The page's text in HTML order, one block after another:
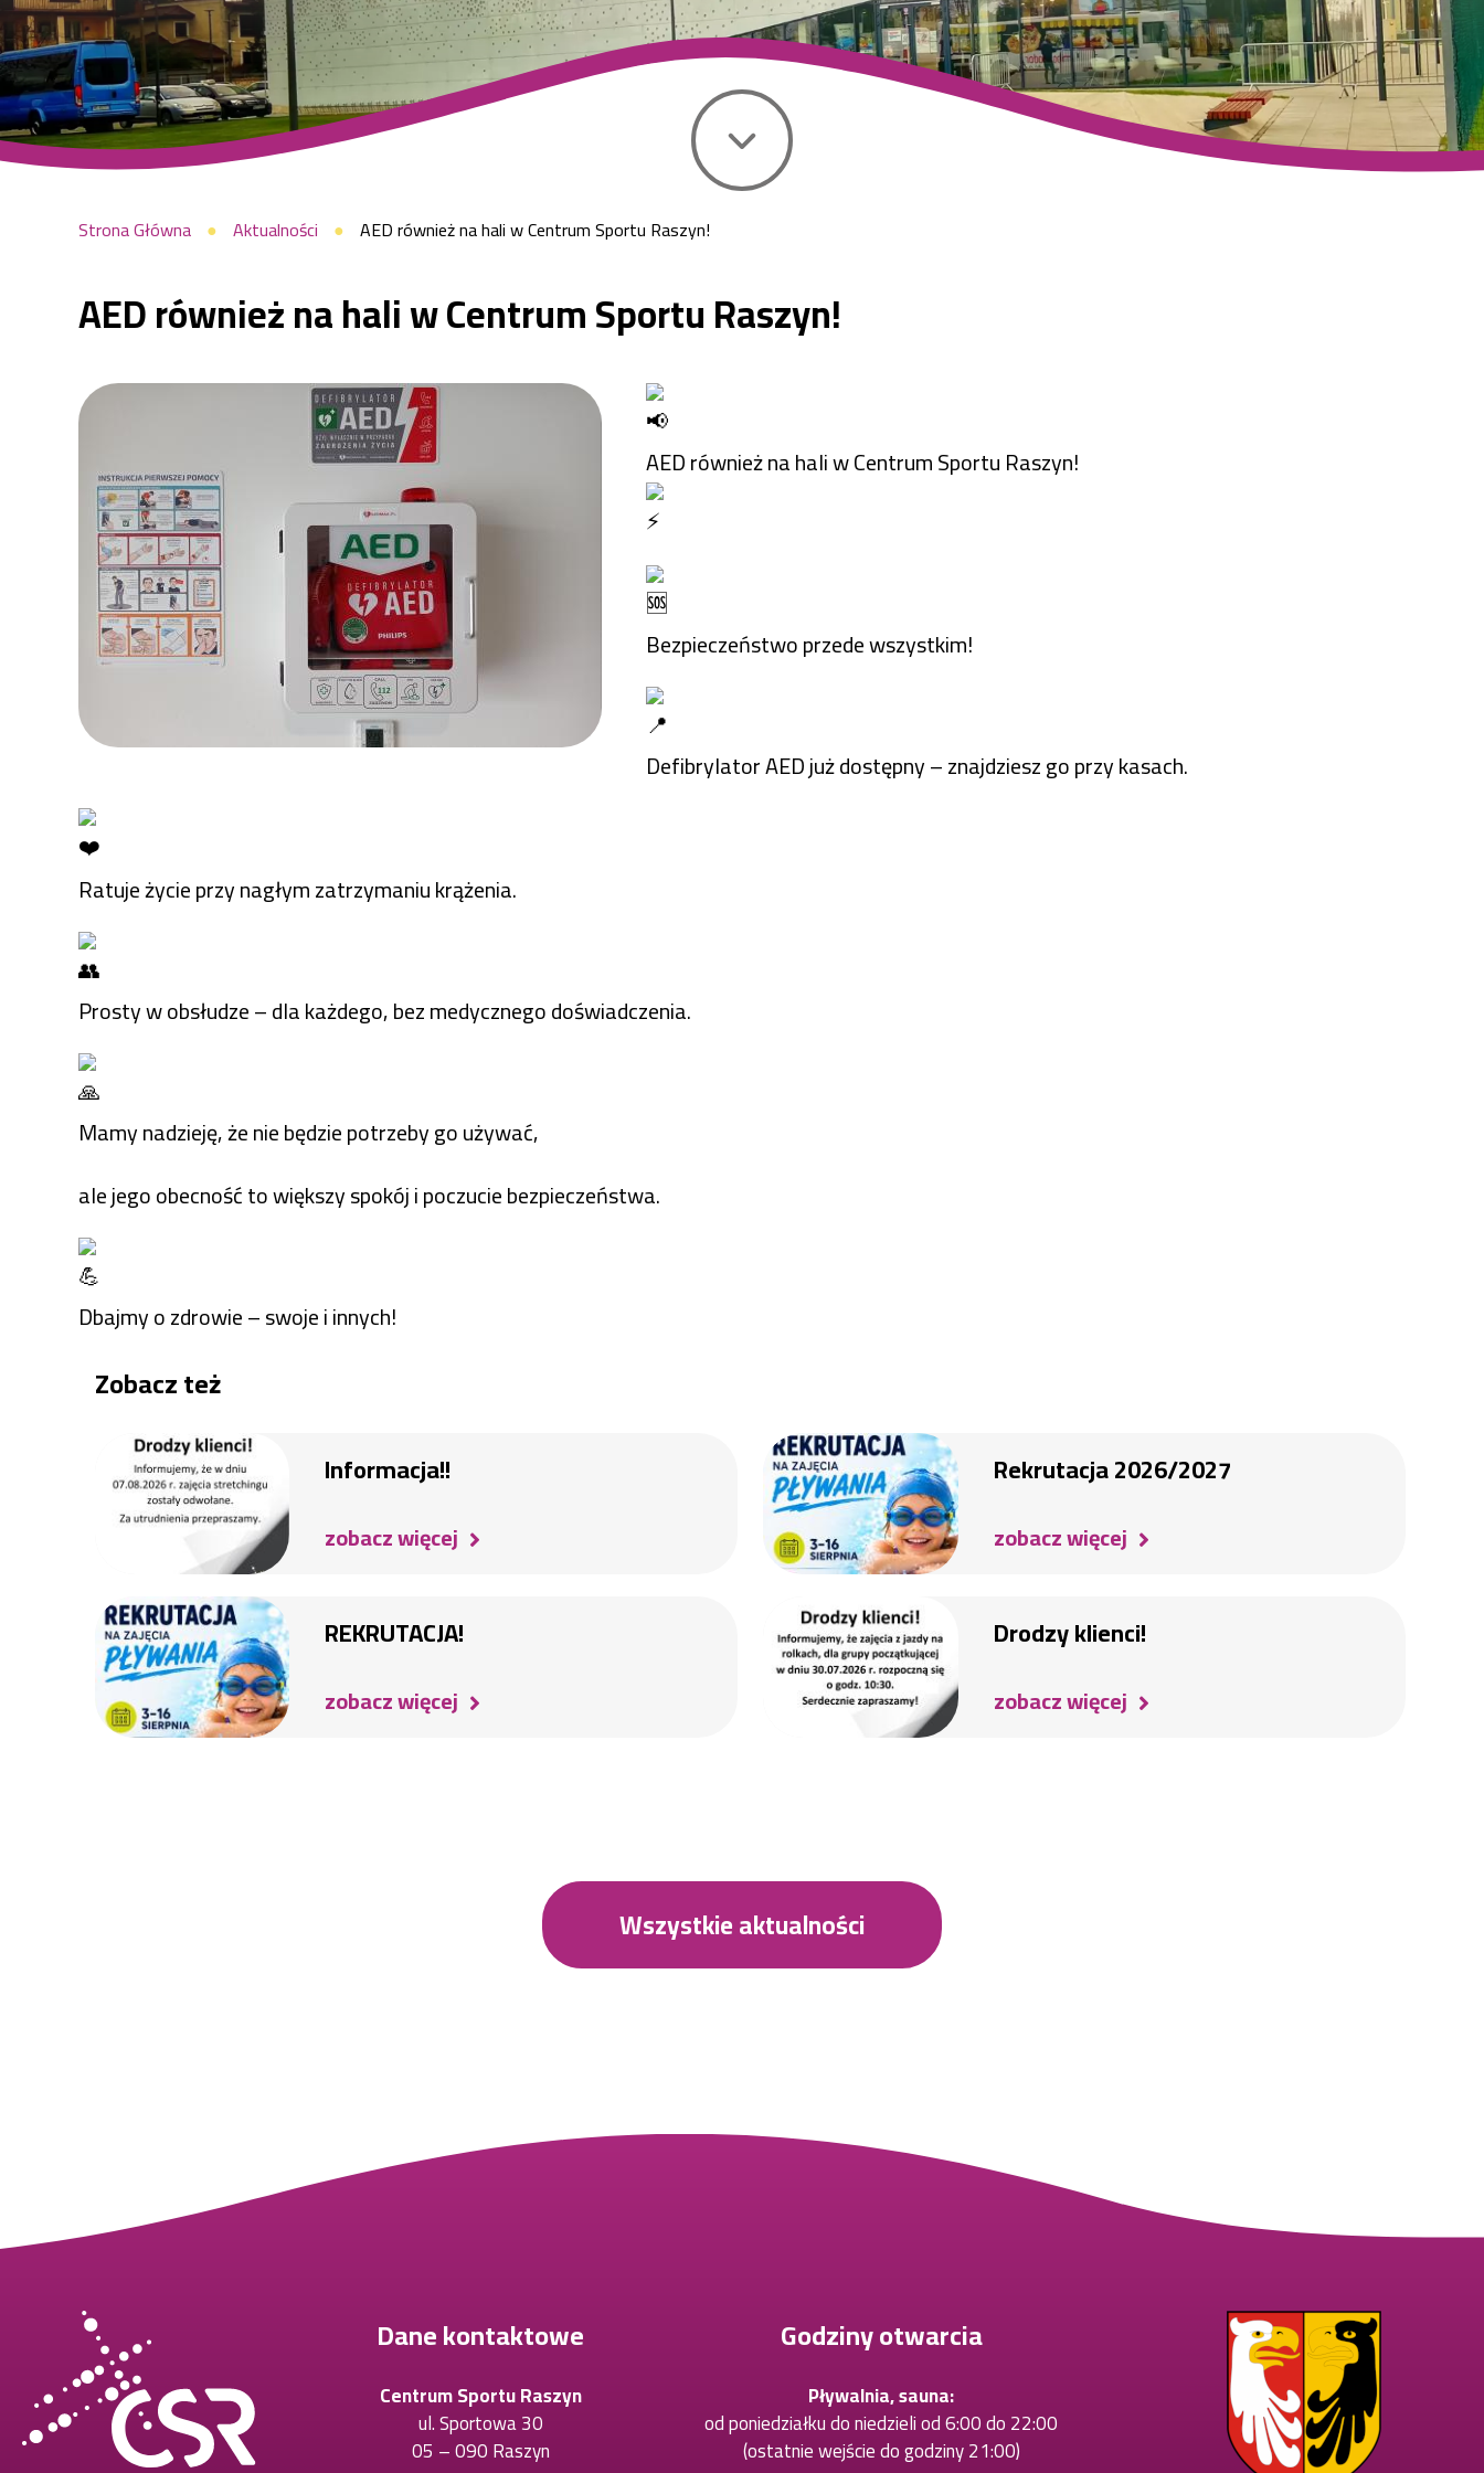
Sportu
Raszyn!
Centrum
Sportu
Raszyn
Ścieżka
nawigacyjna
Strona Główna Aktualności AED również na hali w Centrum Sportu Raszyn!
AED również na hali w Centrum Sportu Raszyn!
AED również na hali w Centrum Sportu Raszyn!
Bezpieczeństwo przede wszystkim!
Defibrylator AED już dostępny – znajdziesz go przy kasach.
Ratuje życie przy nagłym zatrzymaniu krążenia.
Prosty w obsłudze – dla każdego, bez medycznego doświadczenia.
Mamy nadzieję, że nie będzie potrzeby go używać,
ale jego obecność to większy spokój i poczucie bezpieczeństwa.
Dbajmy o zdrowie – swoje i innych!
Zobacz też
Informacja!!
zobacz więcej
Rekrutacja 2026/2027
zobacz więcej
REKRUTACJA!
zobacz więcej
Drodzy klienci!
zobacz więcej
Wszystkie aktualności
Dane kontaktowe
Centrum Sportu Raszyn
ul. Sportowa 30
05 – 090 Raszyn
Godziny otwarcia
Pływalnia, sauna:
od poniedziałku do niedzieli od 6:00 do 22:00
(ostatnie wejście do godziny 21:00)